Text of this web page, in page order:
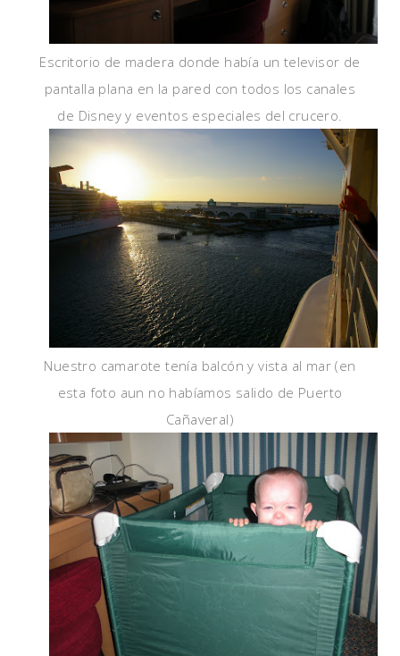
Escritorio de madera donde había un televisor de
pantalla plana en la pared con todos los canales
de Disney y eventos especiales del crucero.
Nuestro camarote tenía balcón y vista al mar (en
esta foto aun no habíamos salido de Puerto
Cañaveral)